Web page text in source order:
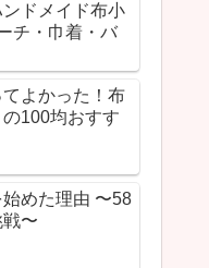
ンドメイド布小
チ・巾着・バ
よかった！布
100均おすす
めた理由 〜58
〜